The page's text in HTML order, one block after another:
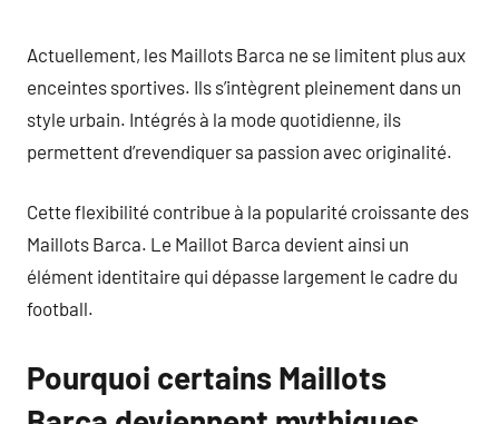
Actuellement, les Maillots Barca ne se limitent plus aux
enceintes sportives. Ils s’intègrent pleinement dans un
style urbain. Intégrés à la mode quotidienne, ils
permettent d’revendiquer sa passion avec originalité.
Cette flexibilité contribue à la popularité croissante des
Maillots Barca. Le Maillot Barca devient ainsi un
élément identitaire qui dépasse largement le cadre du
football.
Pourquoi certains Maillots